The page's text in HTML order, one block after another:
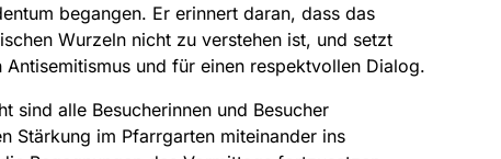
begangen. Er erinnert daran, dass das
Wurzeln nicht zu verstehen ist, und setzt
und für einen respektvollen Dialog.
sind alle Besucherinnen und Besucher
Stärkung im Pfarrgarten miteinander ins